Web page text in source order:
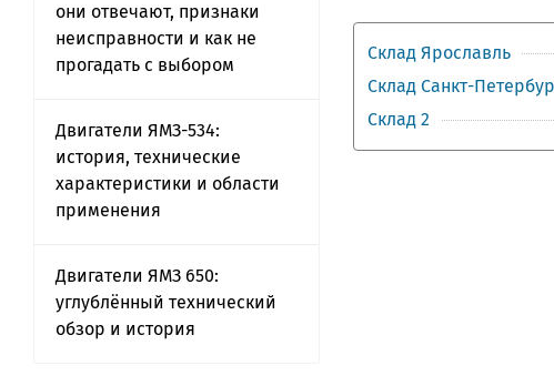
Склад Ярославль
Склад Санкт-
Склад 2
они отвечают, признаки
неисправности и как не
прогадать с выбором
Двигатели ЯМЗ-534:
история, технические
характеристики и области
применения
Двигатели ЯМЗ 650:
углублённый технический
обзор и история